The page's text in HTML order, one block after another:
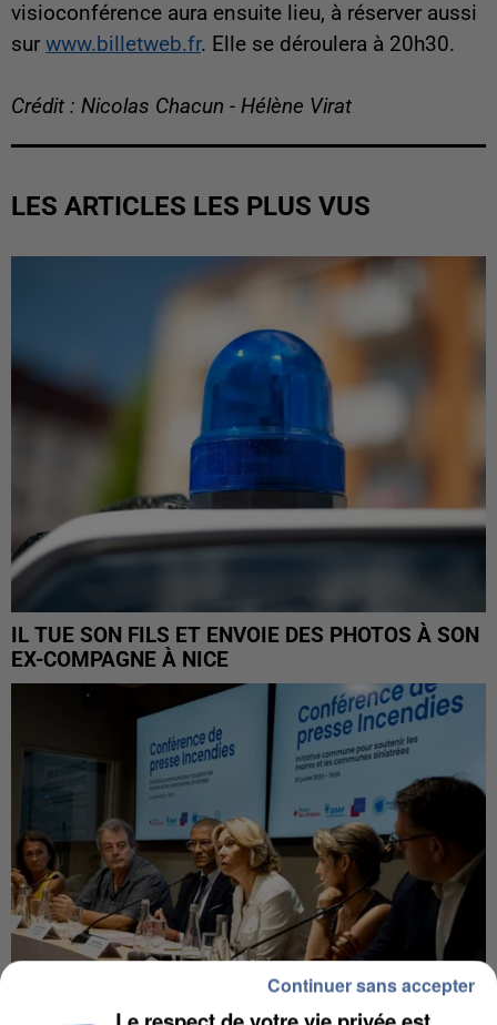
visioconférence aura ensuite lieu, à réserver aussi
sur www.billetweb.fr. Elle se déroulera à 20h30.
Crédit : Nicolas Chacun - Hélène Virat
LES ARTICLES LES PLUS VUS
IL TUE SON FILS ET ENVOIE DES PHOTOS À SON
EX-COMPAGNE À NICE
Continuer sans accepter